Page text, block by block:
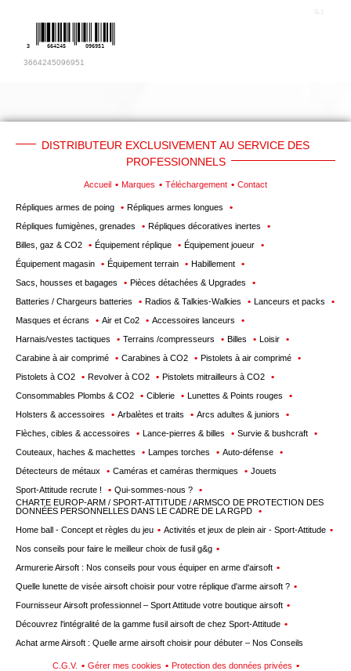
newsletters
S-1
3 664245 096951
3664245096951
DISTRIBUTEUR EXCLUSIVEMENT AU SERVICE DES
PROFESSIONNELS
Accueil Marques Téléchargement Contact
Répliques armes de poing
Répliques armes longues
Répliques fumigènes, grenades
Répliques décoratives inertes
Billes, gaz & CO2
Équipement réplique
Équipement joueur
Équipement magasin
Équipement terrain
Habillement
Sacs, housses et bagages
Pièces détachées & Upgrades
Batteries / Chargeurs batteries
Radios & Talkies-Walkies
Lanceurs et packs
Masques et écrans
Air et Co2
Accessoires lanceurs
Harnais/vestes tactiques
Terrains /compresseurs Billes
Loisir
Carabine à air comprimé
Carabines à CO2
Pistolets à air comprimé
Pistolets à CO2
Revolver à CO2
Pistolets mitrailleurs à CO2
Consommables Plombs & CO2
Ciblerie
Lunettes & Points rouges
Holsters & accessoires
Arbalètes et traits
Arcs adultes & juniors
Flèches, cibles & accessoires
Lance-pierres & billes
Survie & bushcraft
Couteaux, haches & machettes
Lampes torches
Auto-défense
Détecteurs de métaux
Caméras et caméras thermiques
Jouets
Sport-Attitude recrute !
Qui-sommes-nous ?
CHARTE EUROP-ARM / SPORT-ATTITUDE / ARMSCO DE PROTECTION DES
DONNÉES PERSONNELLES DANS LE CADRE DE LA RGPD
Home ball - Concept et règles du jeu
Activités et jeux de plein air - Sport-Attitude
Nos conseils pour faire le meilleur choix de fusil g&g
Armurerie Airsoft : Nos conseils pour vous équiper en arme d'airsoft
Quelle lunette de visée airsoft choisir pour votre réplique d'arme airsoft ?
Fournisseur Airsoft professionnel – Sport Attitude votre boutique airsoft
Découvrez l'intégralité de la gamme fusil airsoft de chez Sport-Attitude
Achat arme Airsoft : Quelle arme airsoft choisir pour débuter – Nos Conseils
C.G.V. Gérer mes cookies
Protection des données privées